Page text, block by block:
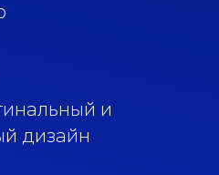
и
дизайн